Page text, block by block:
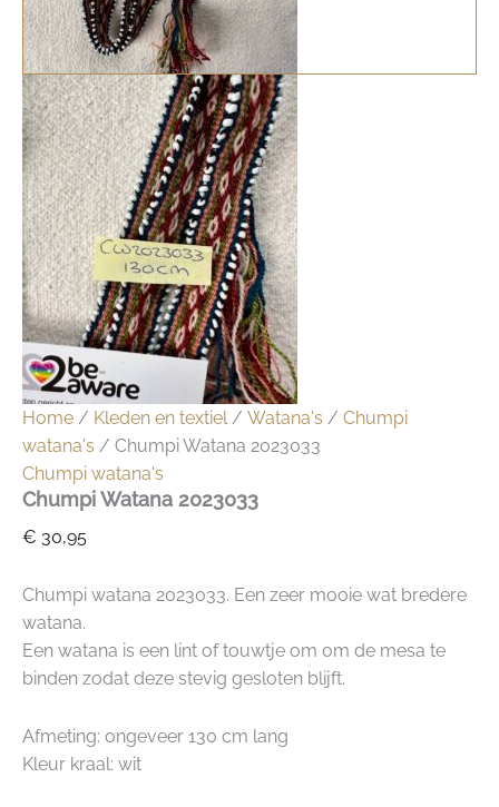
Home / Kleden en textiel / Watana's / Chumpi
watana's / Chumpi Watana 2023033
Chumpi watana's
Chumpi Watana 2023033
€ 30,95
Chumpi watana 2023033. Een zeer mooie wat bredere
watana.
Een watana is een lint of touwtje om om de mesa te
binden zodat deze stevig gesloten blijft.
Afmeting: ongeveer 130 cm lang
Kleur kraal: wit